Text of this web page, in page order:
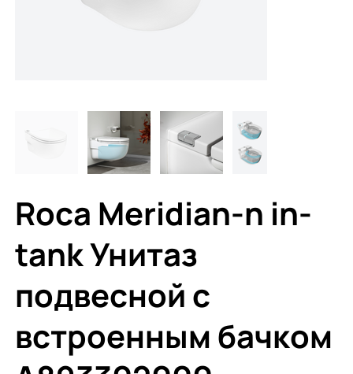
Roca Meridian-n in-
tank Унитаз
подвесной с
встроенным бачком